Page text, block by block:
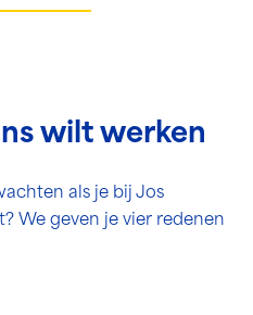
wilt werken
als je bij Jos
We geven je vier redenen